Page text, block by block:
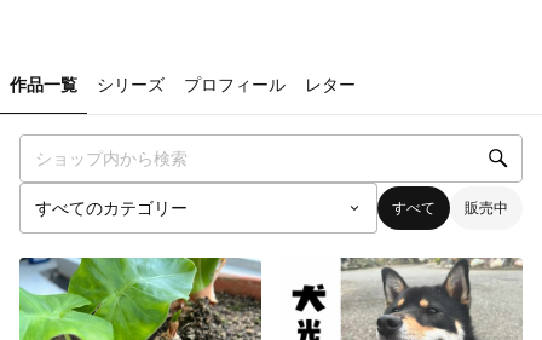
作品一覧 シリーズ プロフィール レター
すべて 販売中